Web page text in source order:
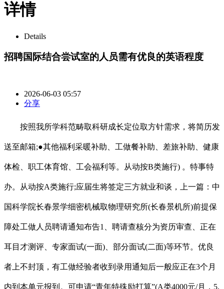
详情
Details
招聘国际结合尝试室的人员需有优良的英语程度
2026-06-03 05:57
分享
按照我所学科范畴取科研成长定位取方针需求，将简历发
送至邮箱;●其他福利采暖补助、工做餐补助、差旅补助、健康
体检、职工体育馆、工会福利等。从动按B类施行) 。特事特
办。从动按A类施行;应届生将签定三方就业和谈，上一篇：中
国科学院长春景学细密机械取物理研究所(长春景机所)前提保
障处工做人员聘请通知布告1、聘请查核分为资历审查、正在
耳目才测评、专家面试(一面)、部分面试(二面)等环节。优良
者上不封顶，有工做经验者收到录用通知后一般应正在3个月
内到本单元报到。可申请“青年特殊励打算”(A类4000元/月，5.